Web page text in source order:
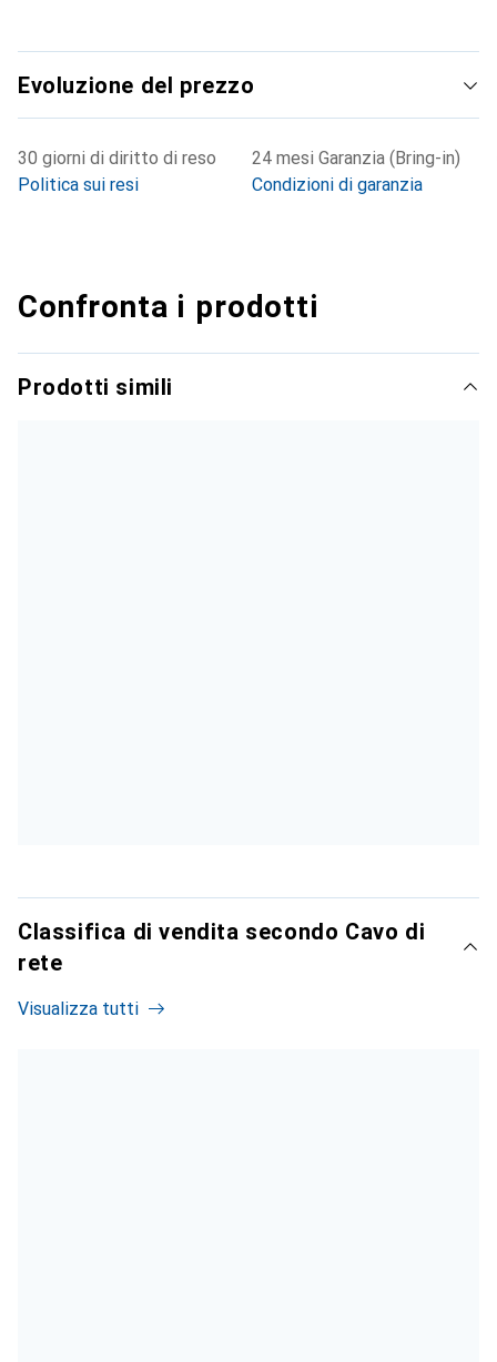
Evoluzione del prezzo
30 giorni di diritto di reso
Politica sui resi
24 mesi Garanzia (Bring-in)
Condizioni di garanzia
Confronta i prodotti
Prodotti simili
Classifica di vendita secondo Cavo di
rete
Visualizza tutti